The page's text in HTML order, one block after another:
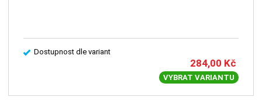
Dostupnost dle variant
284,00 Kč
VYBRAT VARIANTU